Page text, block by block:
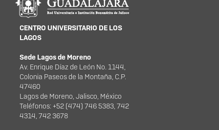
CENTRO UNIVERSITARIO DE LOS
LAGOS
Sede Lagos de Moreno
Av. Enrique Díaz de León No. 1144,
Colonia Paseos de la Montaña, C.P.
47460
Lagos de Moreno, Jalisco, México
Teléfonos: +52 (474) 746 5383, 742
4314, 742 3678